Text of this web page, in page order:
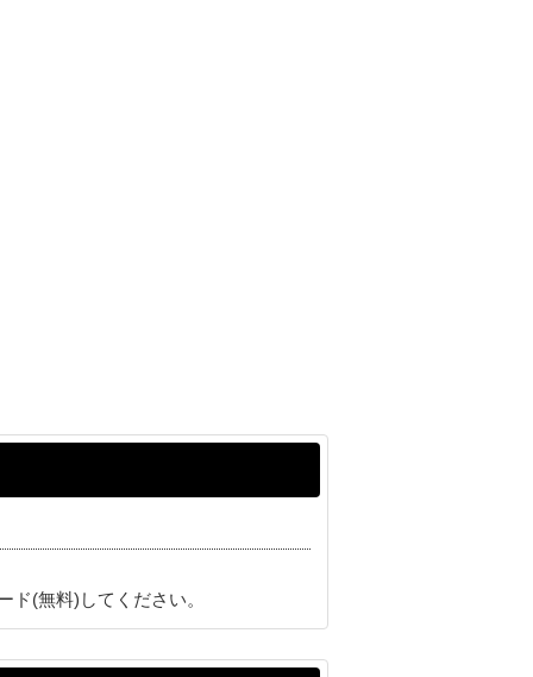
ド(無料)してください。